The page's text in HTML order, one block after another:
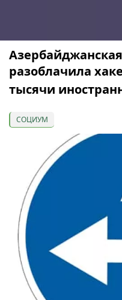
разоблачила
тысячи
СОЦИУМ